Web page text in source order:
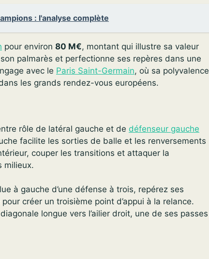
: l'analyse complète
pour environ 80 M€, montant qui illustre sa valeur
palmarès et perfectionne ses repères dans une
avec le Paris Saint-Germain, où sa polyvalence
les grands rendez-vous européens.
rôle de latéral gauche et de défenseur gauche
facilite les sorties de balle et les renversements
couper les transitions et attaquer la
milieux.
à gauche d’une défense à trois, repérez ses
créer un troisième point d’appui à la relance.
longue vers l’ailier droit, une de ses passes